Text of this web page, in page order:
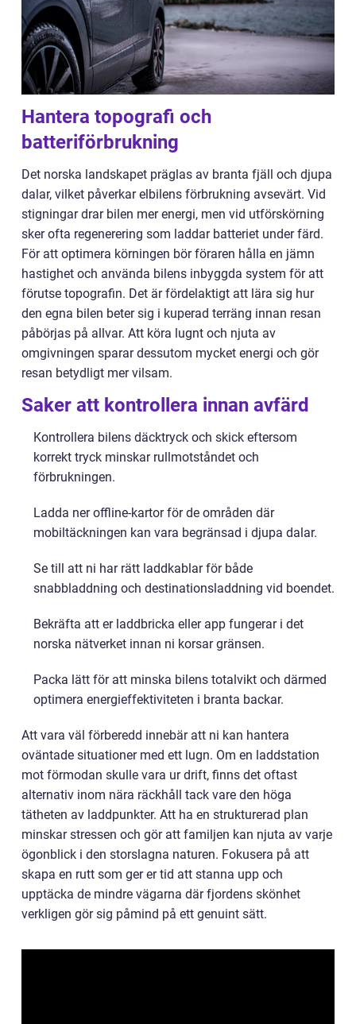
Hantera topografi och
batteriförbrukning
Det norska landskapet präglas av branta fjäll och djupa
dalar, vilket påverkar elbilens förbrukning avsevärt. Vid
stigningar drar bilen mer energi, men vid utförskörning
sker ofta regenerering som laddar batteriet under färd.
För att optimera körningen bör föraren hålla en jämn
hastighet och använda bilens inbyggda system för att
förutse topografin. Det är fördelaktigt att lära sig hur
den egna bilen beter sig i kuperad terräng innan resan
påbörjas på allvar. Att köra lugnt och njuta av
omgivningen sparar dessutom mycket energi och gör
resan betydligt mer vilsam.
Saker att kontrollera innan avfärd
Kontrollera bilens däcktryck och skick eftersom
korrekt tryck minskar rullmotståndet och
förbrukningen.
Ladda ner offline-kartor för de områden där
mobiltäckningen kan vara begränsad i djupa dalar.
Se till att ni har rätt laddkablar för både
snabbladdning och destinationsladdning vid boendet.
Bekräfta att er laddbricka eller app fungerar i det
norska nätverket innan ni korsar gränsen.
Packa lätt för att minska bilens totalvikt och därmed
optimera energieffektiviteten i branta backar.
Att vara väl förberedd innebär att ni kan hantera
oväntade situationer med ett lugn. Om en laddstation
mot förmodan skulle vara ur drift, finns det oftast
alternativ inom nära räckhåll tack vare den höga
tätheten av laddpunkter. Att ha en strukturerad plan
minskar stressen och gör att familjen kan njuta av varje
ögonblick i den storslagna naturen. Fokusera på att
skapa en rutt som ger er tid att stanna upp och
upptäcka de mindre vägarna där fjordens skönhet
verkligen gör sig påmind på ett genuint sätt.